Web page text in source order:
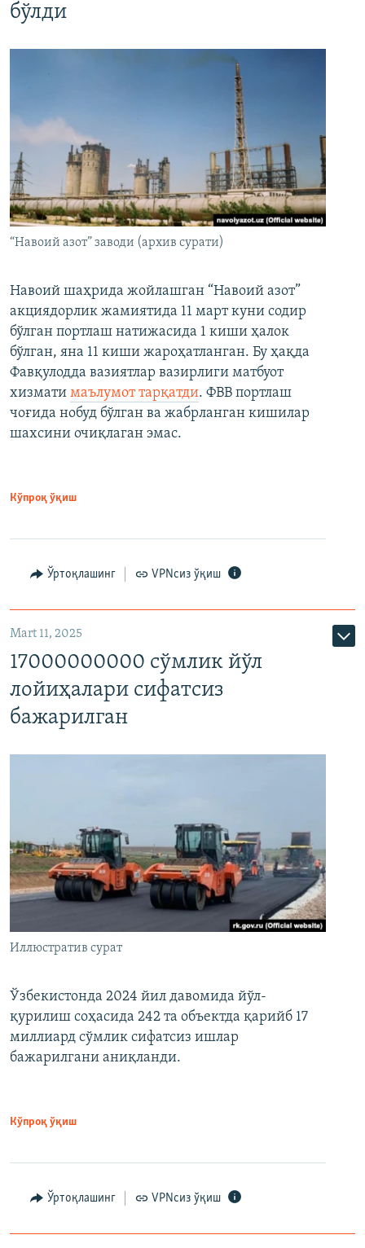
бўлди
“Навоий азот” заводи (архив сурати)
Навоий шаҳрида жойлашган “Навоий азот”
акциядорлик жамиятида 11 март куни содир
бўлган портлаш натижасида 1 киши ҳалок
бўлган, яна 11 киши жароҳатланган. Бу ҳақда
Фавқулодда вазиятлар вазирлиги матбуот
хизмати маълумот тарқатди. ФВВ портлаш
чоғида нобуд бўлган ва жабрланган кишилар
шахсини очиқлаган эмас.
Кўпроқ ўқиш
Ўртоқлашинг VPNсиз ўқиш
Mart 11, 2025
17000000000 сўмлик йўл
лойиҳалари сифатсиз
бажарилган
Иллюстратив сурат
Ўзбекистонда 2024 йил давомида йўл-
қурилиш соҳасида 242 та объектда қарийб 17
миллиард сўмлик сифатсиз ишлар
бажарилгани аниқланди.
Кўпроқ ўқиш
Ўртоқлашинг VPNсиз ўқиш